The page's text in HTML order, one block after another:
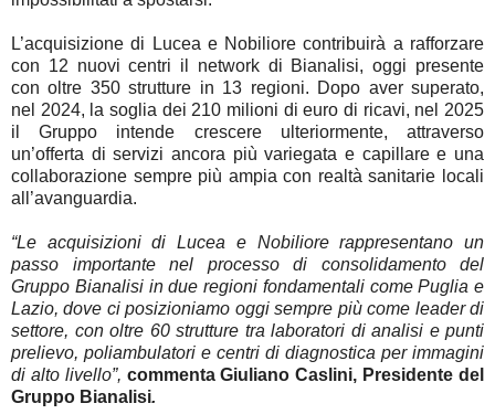
L’acquisizione di Lucea e Nobiliore contribuirà a rafforzare
con 12 nuovi centri il network di Bianalisi, oggi presente
conoltre 350 strutture in 13 regioni. Dopo aver superato,
nel 2024, la soglia dei 210 milioni di euro di ricavi, nel 2025
il Gruppo intende crescere ulteriormente, attraverso
un’offerta di servizi ancora più variegata e capillare e una
collaborazione sempre più ampia con realtà sanitarie locali
all’avanguardia.
“Le acquisizioni di Lucea e Nobiliore rappresentano un
passo importante nel processo di consolidamento del
Gruppo Bianalisi in due regioni fondamentali come Puglia e
Lazio, dove ci posizioniamo oggi sempre più come leader di
settore, con oltre 60 strutture tra laboratori di analisi e punti
prelievo, poliambulatori e centri di diagnostica per immagini
di alto livello”, commentaGiuliano Caslini, Presidente del
Gruppo Bianalisi.